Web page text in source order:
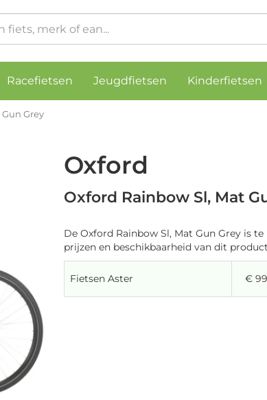
Racefietsen Jeugdfietsen Kinderfietsen
Grey
Oxford
Oxford Rainbow Sl, Mat
De Oxford Rainbow Sl, Mat Gun Grey is
prijzen en beschikbaarheid van dit
Fietsen Aster €